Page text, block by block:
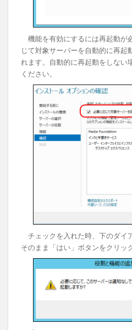
機能を有効にするには再起動が
じて対象サーバーを自動的に再起
れます。自動的に再起動をしない
ください。
チェックを入れた時、下のダイ
そのまま「はい」ボタンをクリッ